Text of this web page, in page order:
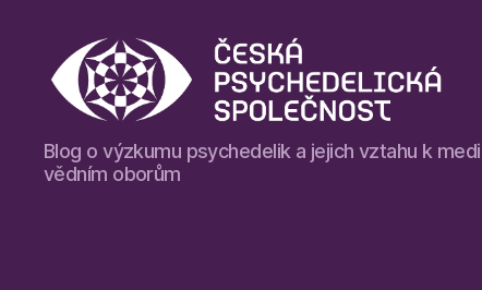
Blog
České
psychedelické
Blog o výzkumu psychedelik a jejich vztahu k
vědním oborům